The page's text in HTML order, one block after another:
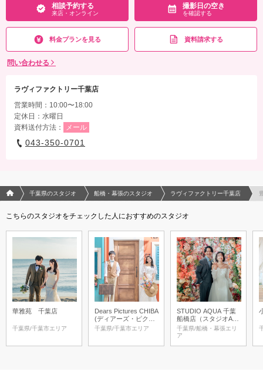
★通常304,700円が41%OFF！※2着目のヘアメイクチェンジご希望の場合、22,000円
追加 ※衣装持ち込み料（衣装1点）…新婦33,000円、新郎11,000円 ※ブーケ（1スタ
イルにつき）をご希望の場合は別途5,500円〜
相談予約する 撮影日の空き
相談予約する
来店・オンライン
撮影日の空き
を確認する
料金プランを見る 資料請求する
問い合わせる
ラヴィファクトリー千葉店
営業時間：10:00〜18:00
定休日：水曜日
資料送付方法：
メール
043-350-0701
フォトウエディング/結婚写真のPhotorait ホーム
千葉県のスタジオ 船橋・幕張のスタジオ ラヴィファクトリー千葉店
こちらのスタジオをチェックした人におすすめのスタジオ
華雅苑 千葉店
千葉県/千葉市エリア
Dears Pictures CHIBA
(ディアーズ・ピクチ
ャーズ千葉)
千葉県/千葉市エリア
STUDIO AQUA 千葉
船橋店（スタジオAQ
UA）
千葉県/船橋・幕張エリ
ア